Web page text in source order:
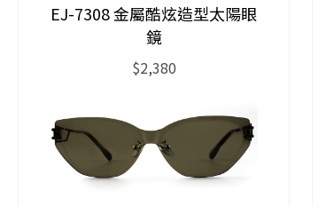
EJ-7308 金屬酷炫造型太陽眼
鏡
$2,380